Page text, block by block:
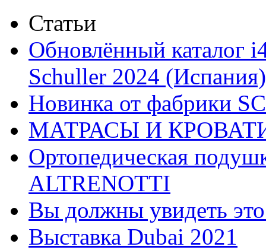
Статьи
Обновлённый каталог
Schuller 2024 (Испания)
Новинка от фабрики
МАТРАСЫ И
Ортопедическая
ALTRENOTTI
Вы должны увидеть
Выставка Dubai 2021